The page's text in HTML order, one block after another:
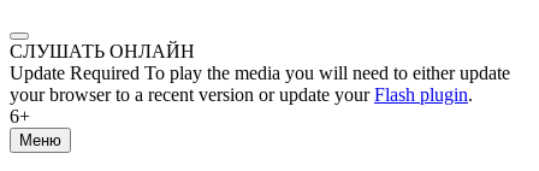
СЛУШАТЬ ОНЛАЙН
Update Required To play the media you will need to either update
your browser to a recent version or update yourFlash plugin.
6+
Меню